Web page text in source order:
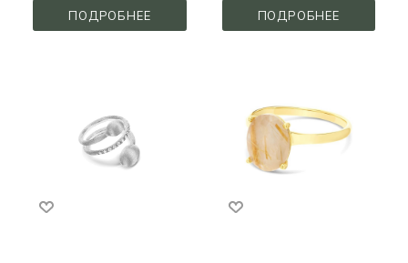
ПОДРОБНЕЕ ПОДРОБНЕЕ